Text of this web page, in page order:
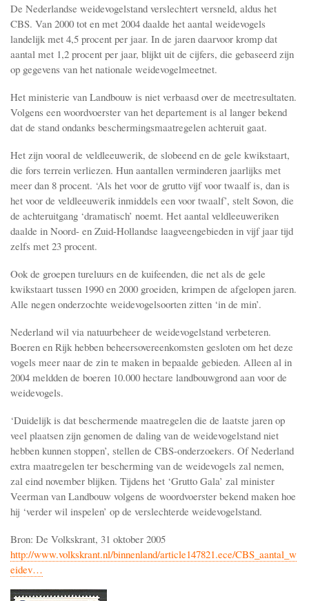
De Nederlandse weidevogelstand verslechtert versneld, aldus het
CBS. Van 2000 tot en met 2004 daalde het aantal weidevogels
landelijk met 4,5 procent per jaar. In de jaren daarvoor kromp dat
aantal met 1,2 procent per jaar, blijkt uit de cijfers, die gebaseerd zijn
op gegevens van het nationale weidevogelmeetnet.
Het ministerie van Landbouw is niet verbaasd over de meetresultaten.
Volgens een woordvoerster van het departement is al langer bekend
dat de stand ondanks beschermingsmaatregelen achteruit gaat.
Het zijn vooral de veldleeuwerik, de slobeend en de gele kwikstaart,
die fors terrein verliezen. Hun aantallen verminderen jaarlijks met
meer dan 8 procent. ‘Als het voor de grutto vijf voor twaalf is, dan is
het voor de veldleeuwerik inmiddels een voor twaalf’, stelt Sovon, die
de achteruitgang ‘dramatisch’ noemt. Het aantal veldleeuweriken
daalde in Noord- en Zuid-Hollandse laagveengebieden in vijf jaar tijd
zelfs met 23 procent.
Ook de groepen tureluurs en de kuifeenden, die net als de gele
kwikstaart tussen 1990 en 2000 groeiden, krimpen de afgelopen jaren.
Alle negen onderzochte weidevogelsoorten zitten ‘in de min’.
Nederland wil via natuurbeheer de weidevogelstand verbeteren.
Boeren en Rijk hebben beheersovereenkomsten gesloten om het deze
vogels meer naar de zin te maken in bepaalde gebieden. Alleen al in
2004 meldden de boeren 10.000 hectare landbouwgrond aan voor de
weidevogels.
‘Duidelijk is dat beschermende maatregelen die de laatste jaren op
veel plaatsen zijn genomen de daling van de weidevogelstand niet
hebben kunnen stoppen’, stellen de CBS-onderzoekers. Of Nederland
extra maatregelen ter bescherming van de weidevogels zal nemen,
zal eind november blijken. Tijdens het ‘Grutto Gala’ zal minister
Veerman van Landbouw volgens de woordvoerster bekend maken hoe
hij ‘verder wil inspelen’ op de verslechterde weidevogelstand.
Bron: De Volkskrant, 31 oktober 2005
http://www.volkskrant.nl/binnenland/article147821.ece/CBS_aantal_w
eidev…